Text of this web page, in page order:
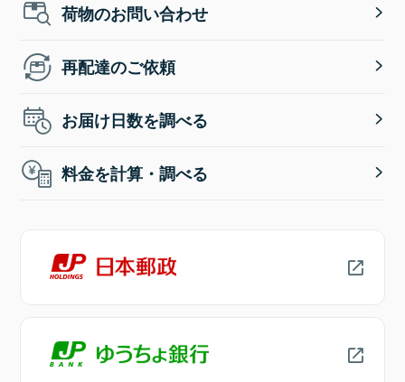
荷物のお問い合わせ
再配達のご依頼
お届け日数を調べる
料金を計算・調べる